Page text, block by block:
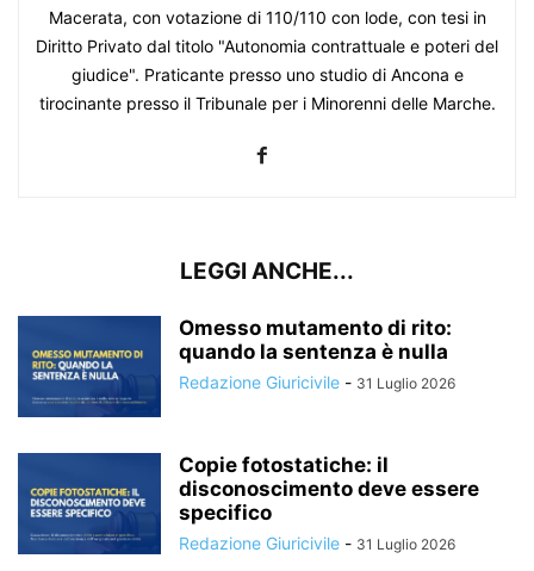
Macerata, con votazione di 110/110 con lode, con tesi in
Diritto Privato dal titolo "Autonomia contrattuale e poteri del
giudice". Praticante presso uno studio di Ancona e
tirocinante presso il Tribunale per i Minorenni delle Marche.
LEGGI ANCHE...
Omesso mutamento di rito:
quando la sentenza è nulla
Redazione Giuricivile - 31 Luglio 2026
Copie fotostatiche: il
disconoscimento deve essere
specifico
Redazione Giuricivile - 31 Luglio 2026